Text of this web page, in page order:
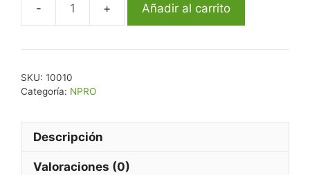
Añadir al carrito
SKU: 10010
Categoría: NPRO
Descripción
Valoraciones (0)